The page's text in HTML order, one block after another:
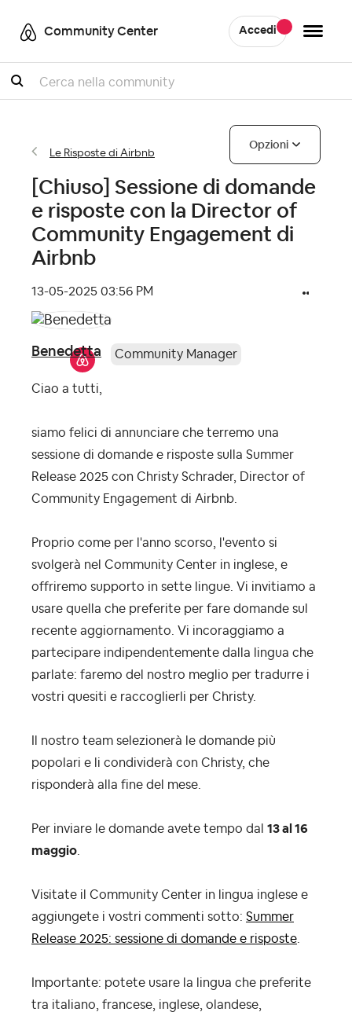
Community Center Accedi
Cercare
Le Risposte di Airbnb
Opzioni
[Chiuso] Sessione di domande
e risposte con la Director of
Community Engagement di
Airbnb
‎13-05-2025 03:56 PM
Benedetta Community Manager
Ciao a tutti,
siamo felici di annunciare che terremo una
sessione di domande e risposte sulla Summer
Release 2025 con Christy Schrader, Director of
Community Engagement di Airbnb.
Proprio come per l'anno scorso, l'evento si
svolgerà nel Community Center in inglese, e
offriremo supporto in sette lingue. Vi invitiamo a
usare quella che preferite per fare domande sul
recente aggiornamento. Vi incoraggiamo a
partecipare indipendentemente dalla lingua che
parlate: faremo del nostro meglio per tradurre i
vostri quesiti e raccoglierli per Christy.
Il nostro team selezionerà le domande più
popolari e li condividerà con Christy, che
risponderà alla fine del mese.
Per inviare le domande avete tempo dal 13 al 16
maggio
Visitate il Community Center in lingua inglese e
aggiungete i vostri commenti sotto: Summer
Release 2025: sessione di domande e risposte
Importante: potete usare la lingua che preferite
tra italiano, francese, inglese, olandese,